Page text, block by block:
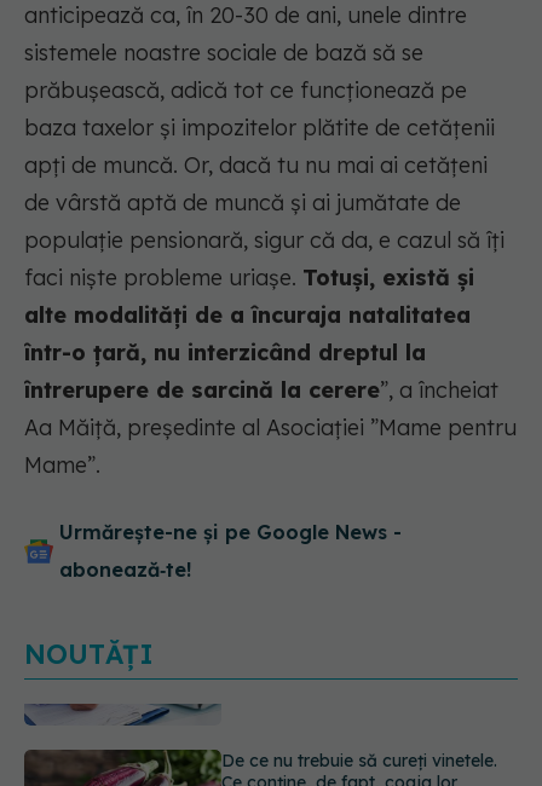
anticipează ca, în 20-30 de ani, unele dintre
sistemele noastre sociale de bază să se
prăbușească, adică tot ce funcționează pe
baza taxelor și impozitelor plătite de cetățenii
apți de muncă. Or, dacă tu nu mai ai cetățeni
de vârstă aptă de muncă și ai jumătate de
populație pensionară, sigur că da, e cazul să îți
faci niște probleme uriașe. Totuși, există și
alte modalități de a încuraja natalitatea
într-o țară, nu interzicând dreptul la
întrerupere de sarcină la cerere”, a încheiat
Aa Măiță, președinte al Asociației ”Mame pentru
Mame”.
Urmărește-ne și pe Google News -
abonează‑te!
NOUTĂȚI
Ce conține, de fapt, coaja lor